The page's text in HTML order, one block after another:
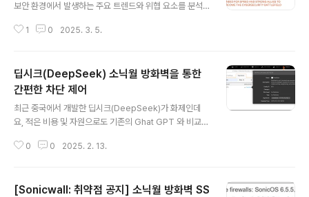
보안 환경에서 발생하는 주요 트렌드와 위협 요소를 분석
특히, 랜섬웨어 공격 증가, IoT(사물인터넷) 위협 확대, AI
서 강조하는 것은 사이버 공격의 고도화와 신속한 실행입
니다. 공격자들은 보안 취약점을 공개한 후 48시간 내에
이를 악용하며, 자동화 도구와 AI를 활용해 더 정교하고 탐
지하기 어려운 공격을 수행하고 있습니다. 따라서, 기업과
조직은 더욱 강력한 실시간 대응 전략을 구축해야 합니
다. 1. 랜섬웨어 공격: 더 빠르고 더 정교하게 📌 주요 내
1 0 2025. 3. 5.
딥시크(DeepSeek) 소닉월 방화벽을 통한
간편한 차단 제어
최근 중국에서 개발한 딥시크(DeepSeek)가 화제인데
요, 적은 비용 및 자원으로도 기존의 Ghat GPT 와 비교될
만, 딥시크(DeepSeek)는 중국 정책에 따라 데이터를 중
및 기업에서는 딥시크 사용을 제한하는 조치를 한다는 내
0 0 2025. 2. 13.
[Sonicwall: 취약점 공지] 소닉월 방화벽 SS